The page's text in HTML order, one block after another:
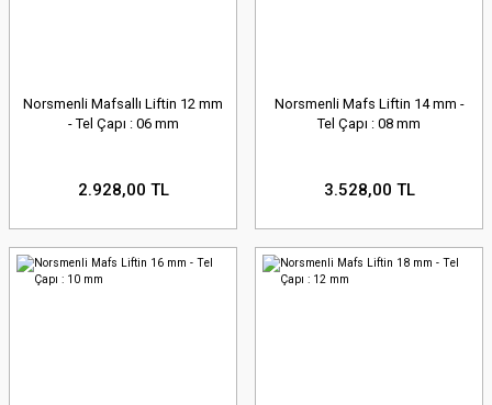
Norsmenli Mafsallı Liftin 12 mm
- Tel Çapı : 06 mm
2.928,00 TL
Norsmenli Mafs Liftin 14 mm -
Tel Çapı : 08 mm
3.528,00 TL